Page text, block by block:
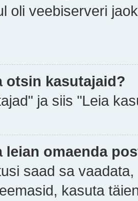
oli veebiserveri
otsin kasutajaid?
ja siis "Leia
leian omaenda
saad sa
kasuta